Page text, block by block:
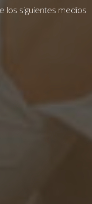
los siguientes medios